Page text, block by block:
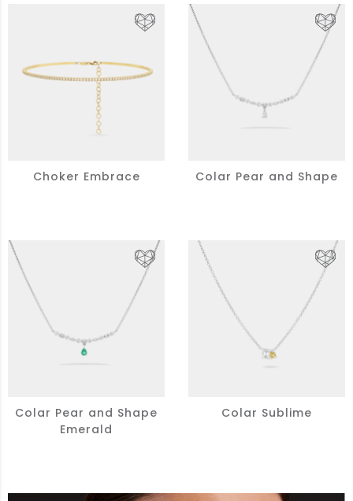
Choker Embrace Colar Pear and Shape
Colar Pear and Shape
Emerald
Colar Sublime